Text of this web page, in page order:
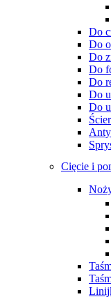
Do
Do
Do
Do
Do
Do
Do
Cięcie i